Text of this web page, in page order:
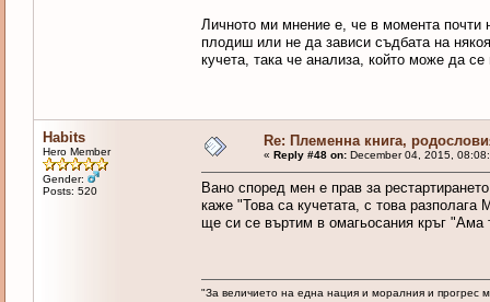
Личното ми мнение е, че в момента почти
плодиш или не да зависи съдбата на
кучета, така че анализа, който може да
Habits
Hero Member
Gender:
Posts: 520
Re: Племенна книга,
« Reply #48 on:December 04, 2015,
Вано според мен е прав за
каже "Това са кучетата, с това
ще си се въртим в омагьосания кръг
"За величието на една нация и моралния и прогрес